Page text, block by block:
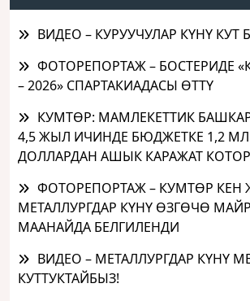
ВИДЕО – КУРУУЧУЛАР КҮНҮ КУТ
ФОТОРЕПОРТАЖ – БОСТЕРИДЕ
– 2026» СПАРТАКИАДАСЫ ӨТТҮ
КУМТӨР: МАМЛЕКЕТТИК
4,5 ЖЫЛ ИЧИНДЕ БЮДЖЕТКЕ 1,2
ДОЛЛАРДАН АШЫК КАРАЖАТ
ФОТОРЕПОРТАЖ – КУМТӨР
МЕТАЛЛУРГДАР КҮНҮ ӨЗГӨЧӨ
МААНАЙДА БЕЛГИЛЕНДИ
ВИДЕО – МЕТАЛЛУРГДАР КҮНҮ
КУТТУКТАЙБЫЗ!